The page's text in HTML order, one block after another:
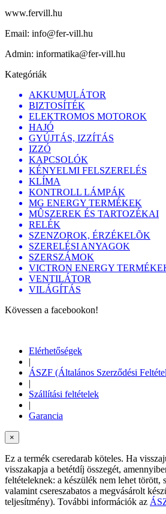
www.fervill.hu
Email: info@fer-vill.hu
Admin: informatika@fer-vill.hu
Kategóriák
AKKUMULÁTOR
BIZTOSÍTÉK
ELEKTROMOS MOTOROK
HAJÓ
GYÚJTÁS, IZZÍTÁS
IZZÓ
KAPCSOLÓK
KÉNYELMI FELSZERELÉS
KLÍMA
KONTROLL LÁMPÁK
MG ENERGY TERMÉKEK
MÛSZEREK ÉS TARTOZÉKAI
RELÉK
SZENZOROK, ÉRZÉKELÕK
SZERELÉSI ANYAGOK
SZERSZÁMOK
VICTRON ENERGY
VENTILÁTOR
VILÁGÍTÁS
Kövessen a facebookon!
Elérhetőségek
|
ÁSZF (Általános Szerződési
|
Szállítási feltételek
|
Garancia
×
Ez a termék cseredarab köteles. Ha
visszakapja a betétdíj összegét,
feltételeknek: a készülék nem lehet törött,
valamint csereszabatos a megvásárolt
teljesítmény). További információk az